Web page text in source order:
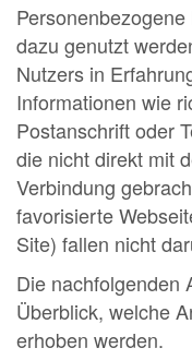
dazu genutzt
Nutzers in
Informationen wie
Postanschrift oder
die nicht direkt mit
Verbindung
favorisierte
Site) fallen nicht
Die nachfolgenden
Überblick, welche
erhoben werden.